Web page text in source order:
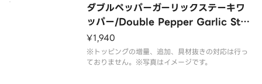
を防ぐため、フィルムには空気穴がございます。※
写真はイメージです。
ダブルペッパーガーリックステーキワ
ッパー/Double Pepper Garlic Stea
k Whopper
¥1,940
※トッピングの増量、追加、具材抜きの対応は行っ
ておりません。※写真はイメージです。